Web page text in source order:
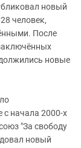
новый
человек,
После
новые
начала 2000-х
"За свободу
новый